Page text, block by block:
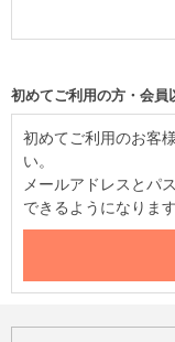
初めてご利用の方・会員
初めてご利用のお客
い。
メールアドレスとパ
できるようになります